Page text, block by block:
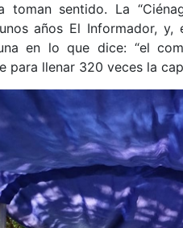
toman sentido. La
años El Informador,
en lo que dice: “el
para llenar 320 veces la